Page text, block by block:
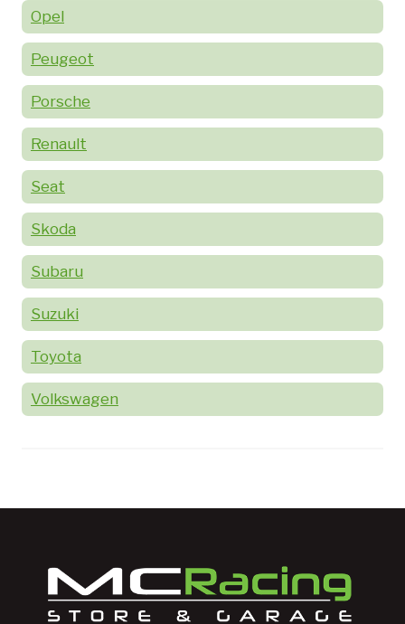
Opel
Peugeot
Porsche
Renault
Seat
Skoda
Subaru
Suzuki
Toyota
Volkswagen